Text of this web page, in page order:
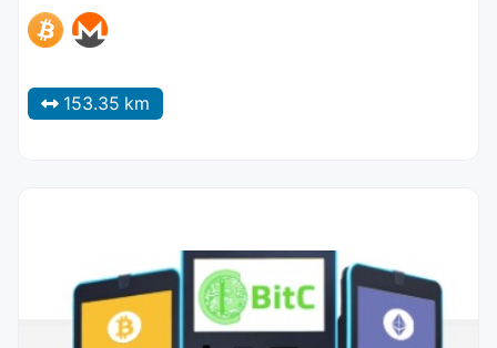
153.35 km